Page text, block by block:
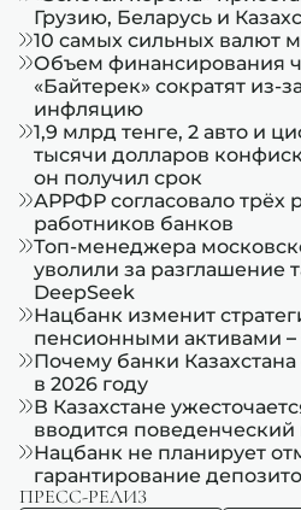
Грузию, Беларусь и
10 самых сильных валют
Объем финансирования
«Байтерек» сократят из-
инфляцию
1,9 млрд тенге, 2 авто и
тысячи долларов
он получил срок
АРРФР согласовало трёх
работников банков
Топ-менеджера
уволили за разглашение
DeepSeek
Нацбанк изменит
пенсионными активами
Почему банки
в 2026 году
В Казахстане
вводится поведенческий
Нацбанк не планирует
гарантирование
ПРЕСС-РЕЛИЗ